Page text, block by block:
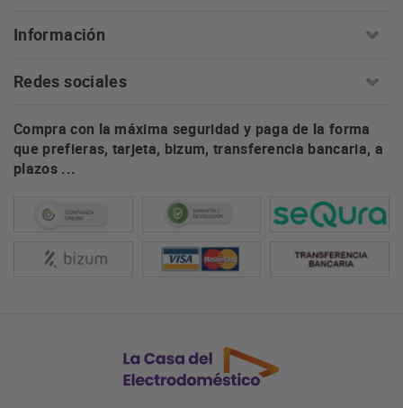
Información
Redes sociales
Compra con la máxima seguridad y paga de la forma
que prefieras, tarjeta, bizum, transferencia bancaria, a
plazos ...